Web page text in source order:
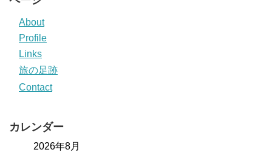
About
Profile
Links
旅の足跡
Contact
カレンダー
2026年8月